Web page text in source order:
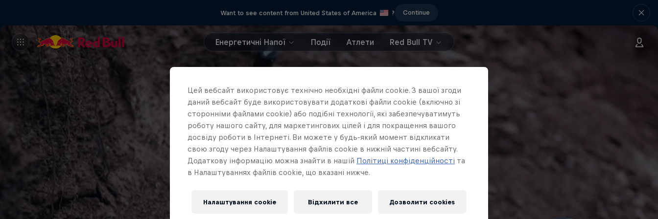
Want to see content from United States of America ? Continue
Енергетичні Напої Події Атлети Red Bull TV
Цей вебсайт використовує технічно необхідні файли cookie. З вашої згоди
даний вебсайт буде використовувати додаткові файли cookie (включно зі
сторонніми файлами cookie) або подібні технології, які забезпечуватимуть
роботу нашого сайту, для маркетингових цілей і для покращення вашого
досвіду роботи в Інтернеті. Ви можете у будь-який момент відкликати
свою згоду через Налаштування файлів cookie в нижній частині вебсайту.
Додаткову інформацію можна знайти в нашій Політиці конфіденційності та
в Налаштуваннях файлів cookie, що вказані нижче.
Налаштування cookie Відхилити все Дозволити cookies